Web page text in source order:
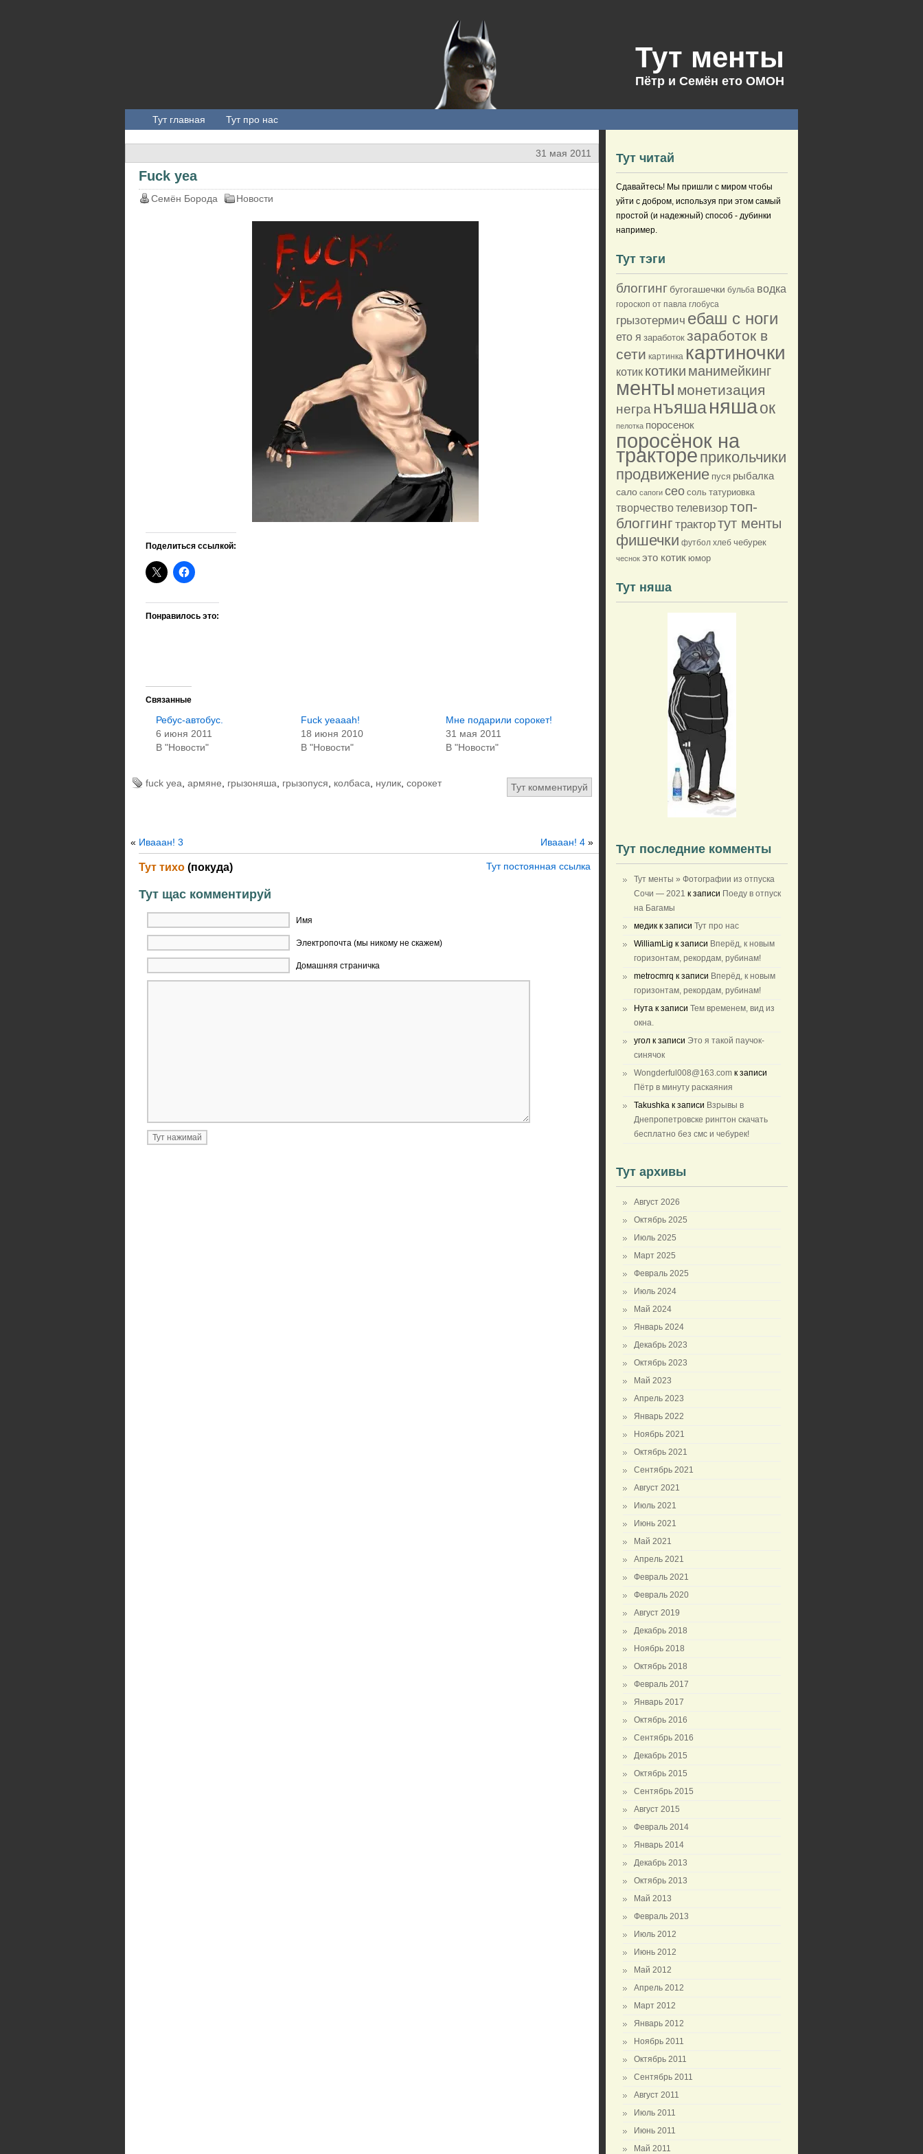
Тут менты
Пётр и Семён ето ОМОН
Тут главная Тут про нас
31 мая 2011
Fuck yea
Семён Борода Новости
Поделиться ссылкой:
Понравилось это:
Связанные
Ребус-автобус.
6 июня 2011
В "Новости"
Fuck yeaaah!
18 июня 2010
В "Новости"
Мне подарили сорокет!
31 мая 2011
В "Новости"
fuck yea армяне грызоняша грызопуся колбаса нулик сорокет Тут комментируй
« Ивааан! 3 Ивааан! 4 »
Тут постоянная ссылка
Тут тихо (покуда)
Тут щас комментируй
Имя
Электропочта (мы никому не скажем)
Домашняя страничка
Тут читай
Сдавайтесь! Мы пришли с миром чтобы
уйти с добром, используя при этом самый
простой (и надежный) способ - дубинки
например.
Тут тэги
блоггингбугогашечки бульба водка
гороскоп от павла глобуса
грызотермич ебаш с ноги
ето я заработок заработок в
сети картинка картиночки
котик котики манимейкинг
менты монетизация
негра нъяшаняшаок
пелотка поросенок
поросёнок на
трактореприкольчики
продвижение пуся рыбалка
сало сапоги сео соль татуриовка
творчествотелевизортоп-
блоггинг трактортут менты
фишечки футбол хлеб чебурек
чеснок это котик юмор
Тут няша
Тут последние комменты
Тут менты » Фотографии из отпуска
Сочи — 2021 к записи Поеду в отпуск
на Багамы
медик к записи Тут про нас
WilliamLig к записи Вперёд, к новым
горизонтам, рекордам, рубинам!
metrocmrq к записи Вперёд, к новым
горизонтам, рекордам, рубинам!
Нута к записи Тем временем, вид из
окна.
угол к записи Это я такой паучок-
синячок
Wongderful008@163.com к записи
Пётр в минуту раскаяния
Takushka к записи Взрывы в
Днепропетровске рингтон скачать
бесплатно без смс и чебурек!
Тут архивы
Август 2026
Октябрь 2025
Июль 2025
Март 2025
Февраль 2025
Июль 2024
Май 2024
Январь 2024
Декабрь 2023
Октябрь 2023
Май 2023
Апрель 2023
Январь 2022
Ноябрь 2021
Октябрь 2021
Сентябрь 2021
Август 2021
Июль 2021
Июнь 2021
Май 2021
Апрель 2021
Февраль 2021
Февраль 2020
Август 2019
Декабрь 2018
Ноябрь 2018
Октябрь 2018
Февраль 2017
Январь 2017
Октябрь 2016
Сентябрь 2016
Декабрь 2015
Октябрь 2015
Сентябрь 2015
Август 2015
Февраль 2014
Январь 2014
Декабрь 2013
Октябрь 2013
Май 2013
Февраль 2013
Июль 2012
Июнь 2012
Май 2012
Апрель 2012
Март 2012
Январь 2012
Ноябрь 2011
Октябрь 2011
Сентябрь 2011
Август 2011
Июль 2011
Июнь 2011
Май 2011